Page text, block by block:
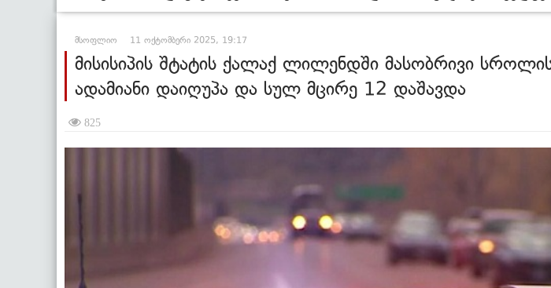
მსოფლიო 11 ოქტომბერი 2025, 19:17
მისისიპის შტატის ქალაქ ლილენდში მასობრივი
ადამიანი დაიღუპა და სულ მცირე 12 დაშავდა
825